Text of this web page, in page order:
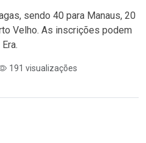
sendo 40 para Manaus, 20
Velho. As inscrições podem
191 visualizações